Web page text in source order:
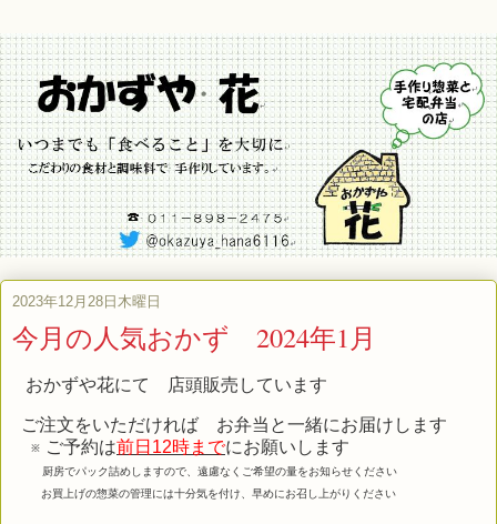
2023年12月28日木曜日
今月の人気おかず 2024年1月
おかずや花にて 店頭販売しています
ご注文をいただければ お弁当と一緒にお届けします
※ ご予約は前日12時までにお願いします
厨房でパック詰めしますので、遠慮なくご希望の量をお知らせください
お買上げの惣菜の管理には十分気を付け、早めにお召し上がりください